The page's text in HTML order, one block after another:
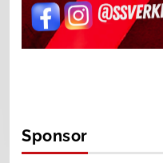
Sponsor